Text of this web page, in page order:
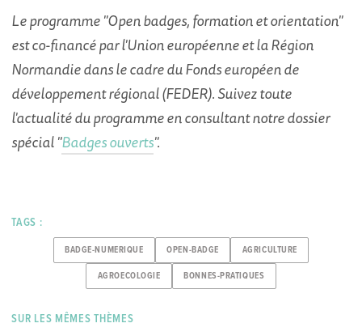
Le programme "Open badges, formation et orientation"
est co-financé par l'Union européenne et la Région
Normandie dans le cadre du Fonds européen de
développement régional (FEDER). Suivez toute
l'actualité du programme en consultant notre dossier
spécial "Badges ouverts".
TAGS :
BADGE-NUMERIQUE OPEN-BADGE AGRICULTURE
AGROECOLOGIE BONNES-PRATIQUES
SUR LES MÊMES THÈMES